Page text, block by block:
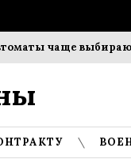
чаще выбирают